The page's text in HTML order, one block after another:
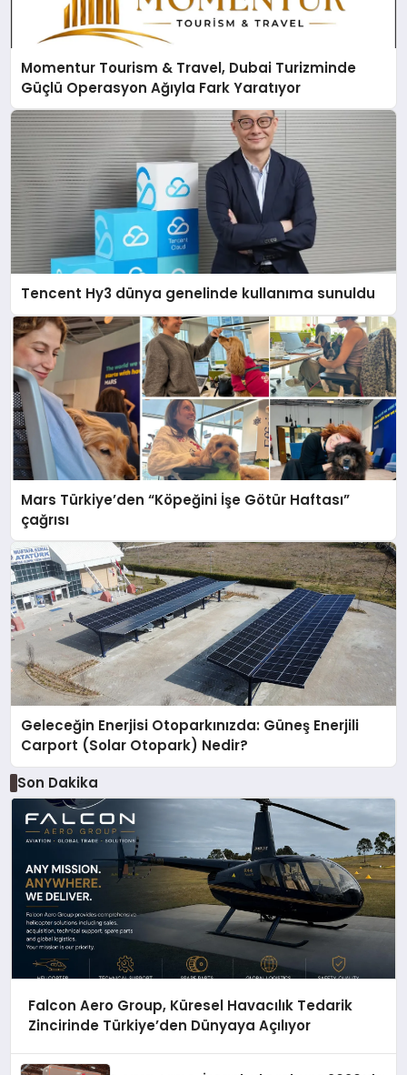
Momentur Tourism & Travel, Dubai Turizminde
Güçlü Operasyon Ağıyla Fark Yaratıyor
Tencent Hy3 dünya genelinde kullanıma sunuldu
Mars Türkiye’den “Köpeğini İşe Götür Haftası”
çağrısı
Geleceğin Enerjisi Otoparkınızda: Güneş Enerjili
Carport (Solar Otopark) Nedir?
Son Dakika
Falcon Aero Group, Küresel Havacılık Tedarik
Zincirinde Türkiye’den Dünyaya Açılıyor